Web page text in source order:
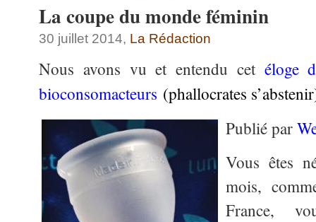
La coupe du monde féminin
30 juillet 2014, La Rédaction
Nous avons vu et entendu cet éloge
bioconsomacteurs (phallocrates
Publié par
Vous êtes
mois,
France,